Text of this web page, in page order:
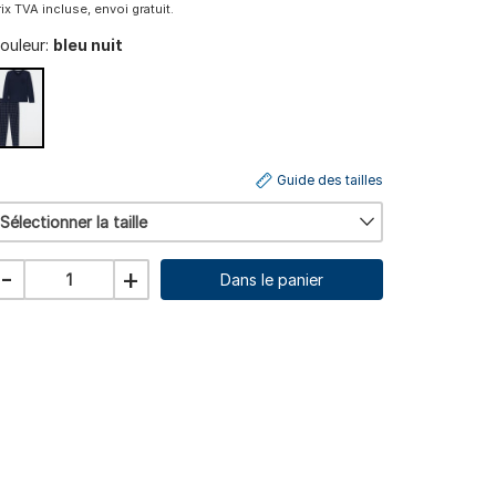
TVA incluse, envoi gratuit.
bleu nuit
Sélectionner la taille
Guide des tailles
- + Dans le panier